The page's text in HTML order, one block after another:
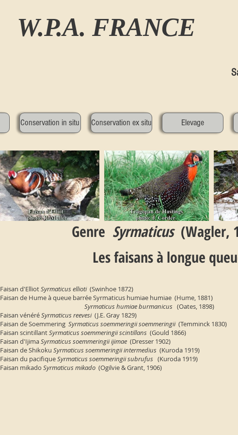
W.P.A. FRANCE
Conservation in situ Conservation ex situ Elevage
Genre Syrmaticus (Wagler,
Les faisans à longue
Faisan d'ElliotSyrmaticus ellioti (Swinhoe 1872)
Faisan de Hume à queue barrée Syrmaticus humiae humiae (Hume, 1881)
Syrmaticus humiae burmanicus (Oates, 1898)
Faisan vénéréSyrmaticus reevesi(J.E. Gray 1829)
Faisan de Soemmering Syrmaticus soemmeringii soemmeringii(Temminck 1830)
Faisan scintillantSyrmaticus soemmeringii scintillans (Gould 1866)
Faisan d'IjimaSyrmaticus soemmeringii ijimae (Dresser 1902)
Faisan de Shikoku Syrmaticus soemmeringii intermedius (Kuroda 1919)
Faisan du pacifiqueSyrmaticus soemmeringii subrufus (Kuroda 1919)
Faisan mikado Syrmaticus mikado (Ogilvie & Grant, 1906)